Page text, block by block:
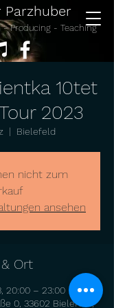
Parzhuber
Producing - Teaching
10tet
2023
  |
Bielefeld
nicht zum
ansehen
Ort
20:00 – 23:00
0, 33602 Bielefeld,